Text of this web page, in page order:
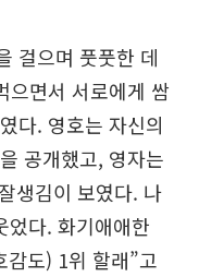
걸으며 풋풋한 데
으면서 서로에게 쌈
다. 영호는 자신의
공개했고, 영자는
생김이 보였다. 나
었다. 화기애애한
도) 1위 할래”고